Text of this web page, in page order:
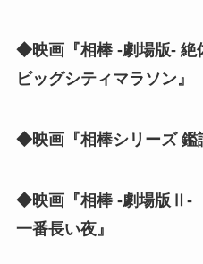
◆映画『相棒 -劇場版- 絶
ビッグシティマラソン』
◆映画『相棒シリーズ 鑑
◆映画『相棒 -劇場版Ⅱ-
一番長い夜』